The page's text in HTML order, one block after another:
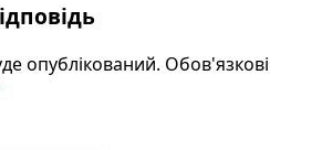
опублікований. Обов'язкові